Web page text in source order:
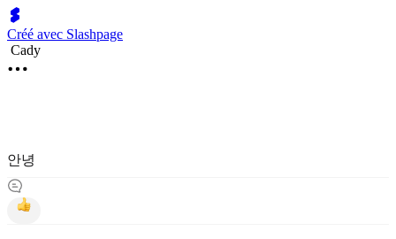
Créé avec Slashpage
Cady
안녕